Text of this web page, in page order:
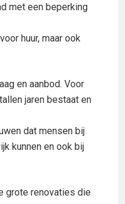
met een beperking
huur, maar ook
en aanbod. Voor
jaren bestaat en
dat mensen bij
kunnen en ook bij
grote renovaties die